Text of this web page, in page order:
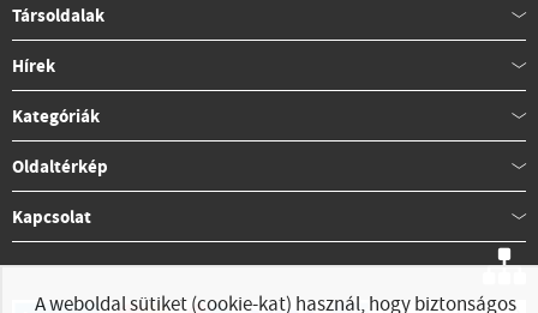
Társoldalak
Hírek
Kategóriák
Oldaltérkép
Kapcsolat
A weboldal sütiket (cookie-kat) használ, hogy biztonságos